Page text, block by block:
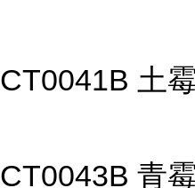
CT0041B 土
CT0043B 青